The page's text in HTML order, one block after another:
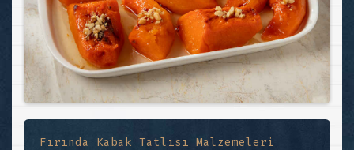
Fırında Kabak Tatlısı Malzemeleri